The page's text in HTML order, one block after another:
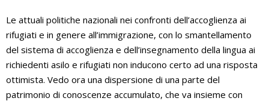
Le attuali politiche nazionali nei confronti dell’accoglienza ai
rifugiati e in genere all’immigrazione, con lo smantellamento
del sistema di accoglienza e dell’insegnamento della lingua ai
richiedenti asilo e rifugiati non inducono certo ad una risposta
ottimista. Vedo ora una dispersione di una parte del
patrimonio di conoscenze accumulato, che va insieme con